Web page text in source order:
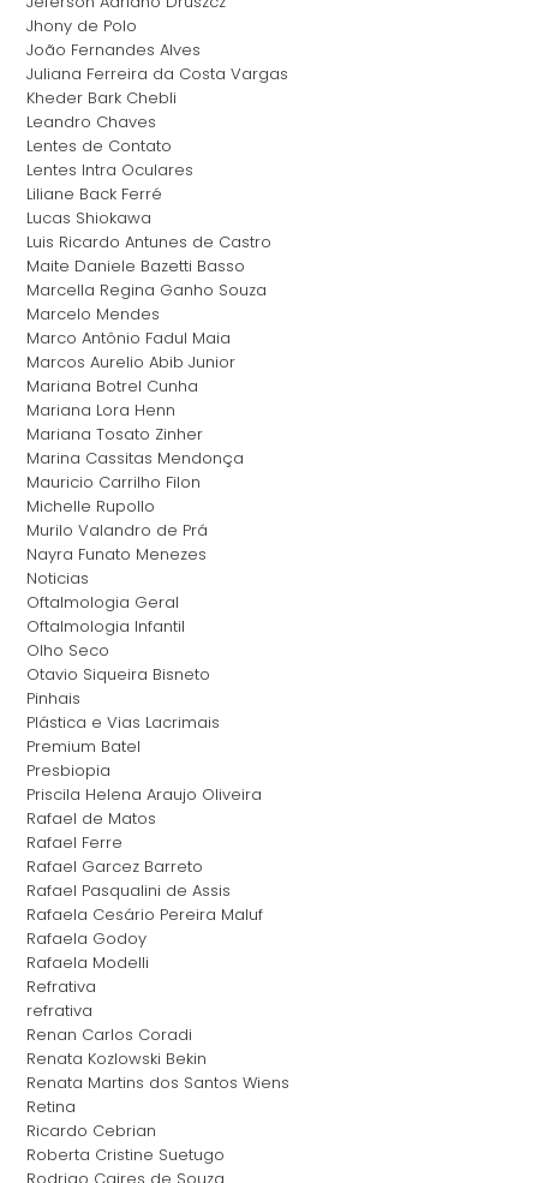
Jhony de Polo
João Fernandes Alves
Juliana Ferreira da Costa Vargas
Kheder Bark Chebli
Leandro Chaves
Lentes de Contato
Lentes Intra Oculares
Liliane Back Ferré
Lucas Shiokawa
Luis Ricardo Antunes de Castro
Maite Daniele Bazetti Basso
Marcella Regina Ganho Souza
Marcelo Mendes
Marco Antônio Fadul Maia
Marcos Aurelio Abib Junior
Mariana Botrel Cunha
Mariana Lora Henn
Mariana Tosato Zinher
Marina Cassitas Mendonça
Mauricio Carrilho Filon
Michelle Rupollo
Murilo Valandro de Prá
Nayra Funato Menezes
Noticias
Oftalmologia Geral
Oftalmologia Infantil
Olho Seco
Otavio Siqueira Bisneto
Pinhais
Plástica e Vias Lacrimais
Premium Batel
Presbiopia
Priscila Helena Araujo Oliveira
Rafael de Matos
Rafael Ferre
Rafael Garcez Barreto
Rafael Pasqualini de Assis
Rafaela Cesário Pereira Maluf
Rafaela Godoy
Rafaela Modelli
Refrativa
refrativa
Renan Carlos Coradi
Renata Kozlowski Bekin
Renata Martins dos Santos Wiens
Retina
Ricardo Cebrian
Roberta Cristine Suetugo